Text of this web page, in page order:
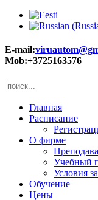
E-mail:
Mob:+3725163576
Главная
Расписание
О фирме
Учебный
Условия
Обучение
Цены